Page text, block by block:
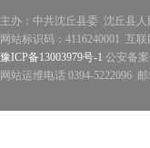
主办：中共沈丘县委 沈丘县
网站标识码：4116240001 互
豫ICP备13003979号-1 公安备
网站运维电话 0394-5222096 邮